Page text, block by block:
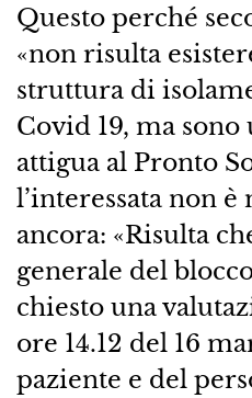
Questo perché
«non risulta
struttura di
Covid 19, ma
attigua al Pronto
l’interessata non è
ancora: «Risulta
generale del
chiesto una
ore 14.12 del 16
paziente e del